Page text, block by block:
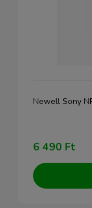
Newell Sony
6 490 Ft